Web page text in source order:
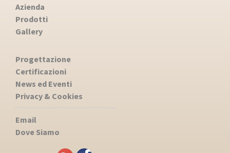
Azienda
Prodotti
Gallery
Progettazione
Certificazioni
News ed Eventi
Privacy & Cookies
Email
Dove Siamo